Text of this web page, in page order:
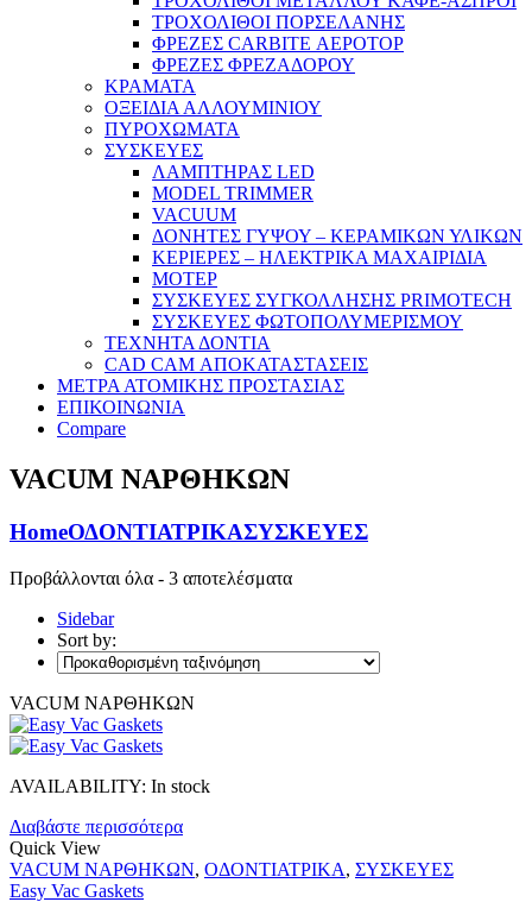
ΤΡΟΧΟΛΙΘΟΙ ΠΟΡΣΕΛΑΝΗΣ
ΦΡΕΖΕΣ CARBITE ΑΕΡΟΤΟΡ
ΦΡΕΖΕΣ ΦΡΕΖΑΔΟΡΟΥ
ΚΡΑΜΑΤΑ
ΟΞΕΙΔΙΑ ΑΛΛΟΥΜΙΝΙΟΥ
ΠΥΡΟΧΩΜΑΤΑ
ΣΥΣΚΕΥΕΣ
ΛΑΜΠΤΗΡΑΣ LED
MODEL TRIMMER
VACUUM
ΔΟΝΗΤΕΣ ΓΥΨΟΥ – ΚΕΡΑΜΙΚΩΝ ΥΛΙΚΩΝ
ΚΕΡΙΕΡΕΣ – ΗΛΕΚΤΡΙΚΑ ΜΑΧΑΙΡΙΔΙΑ
ΜΟΤΕΡ
ΣΥΣΚΕΥΕΣ ΣΥΓΚΟΛΛΗΣΗΣ PRIMOTECH
ΣΥΣΚΕΥΕΣ ΦΩΤΟΠΟΛΥΜΕΡΙΣΜΟΥ
ΤΕΧΝΗΤΑ ΔΟΝΤΙΑ
CAD CAM ΑΠΟΚΑΤΑΣΤΑΣΕΙΣ
ΜΕΤΡΑ ΑΤΟΜΙΚΗΣ ΠΡΟΣΤΑΣΙΑΣ
ΕΠΙΚΟΙΝΩΝΙΑ
Compare
VACUM ΝΑΡΘΗΚΩΝ
HomeΟΔΟΝΤΙΑΤΡΙΚΑΣΥΣΚΕΥΕΣ
Προβάλλονται όλα - 3 αποτελέσματα
Sidebar
Sort by:
VACUM ΝΑΡΘΗΚΩΝ
AVAILABILITY: In stock
Διαβάστε περισσότερα
Quick View
VACUM ΝΑΡΘΗΚΩΝ, ΟΔΟΝΤΙΑΤΡΙΚΑ, ΣΥΣΚΕΥΕΣ
Easy Vac Gaskets